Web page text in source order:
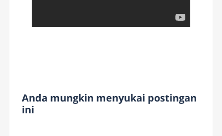
Anda mungkin menyukai postingan
ini